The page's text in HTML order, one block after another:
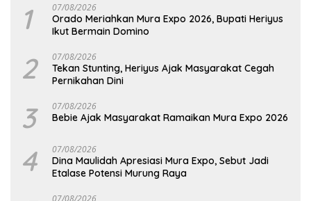
1 07/08/2026
Orado Meriahkan Mura Expo 2026, Bupati Heriyus
Ikut Bermain Domino
2 07/08/2026
Tekan Stunting, Heriyus Ajak Masyarakat Cegah
Pernikahan Dini
3 07/08/2026
Bebie Ajak Masyarakat Ramaikan Mura Expo 2026
4 07/08/2026
Dina Maulidah Apresiasi Mura Expo, Sebut Jadi
Etalase Potensi Murung Raya
07/08/2026